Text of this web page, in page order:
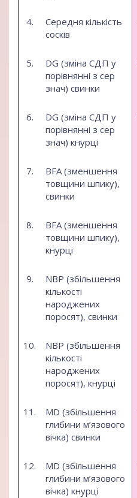
4.
Середня кількість
сосків
5.
DG (зміна СДП у
порівнянні з сер
знач) свинки
6.
DG (зміна СДП у
порівнянні з сер
знач) кнурці
7.
BFA (зменшення
товщини шпику),
свинки
8.
BFA (зменшення
товщини шпику),
кнурці
9.
NBP (збільшення
кількості
народжених
поросят), свинки
10.
NBP (збільшення
кількості
народжених
поросят), кнурці
11.
MD (збільшення
глибини м’язового
вічка) свинки
12.
MD (збільшення
глибини м’язового
вічка) кнурці